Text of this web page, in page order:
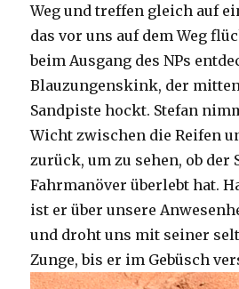
Weg und treffen gleich auf
das vor uns auf dem Weg
beim Ausgang des NPs
Blauzungenskink, der
Sandpiste hockt. Stefan
Wicht zwischen die Reifen
zurück, um zu sehen, ob der
Fahrmanöver überlebt hat.
ist er über unsere
und droht uns mit seiner
Zunge, bis er im Gebüsch